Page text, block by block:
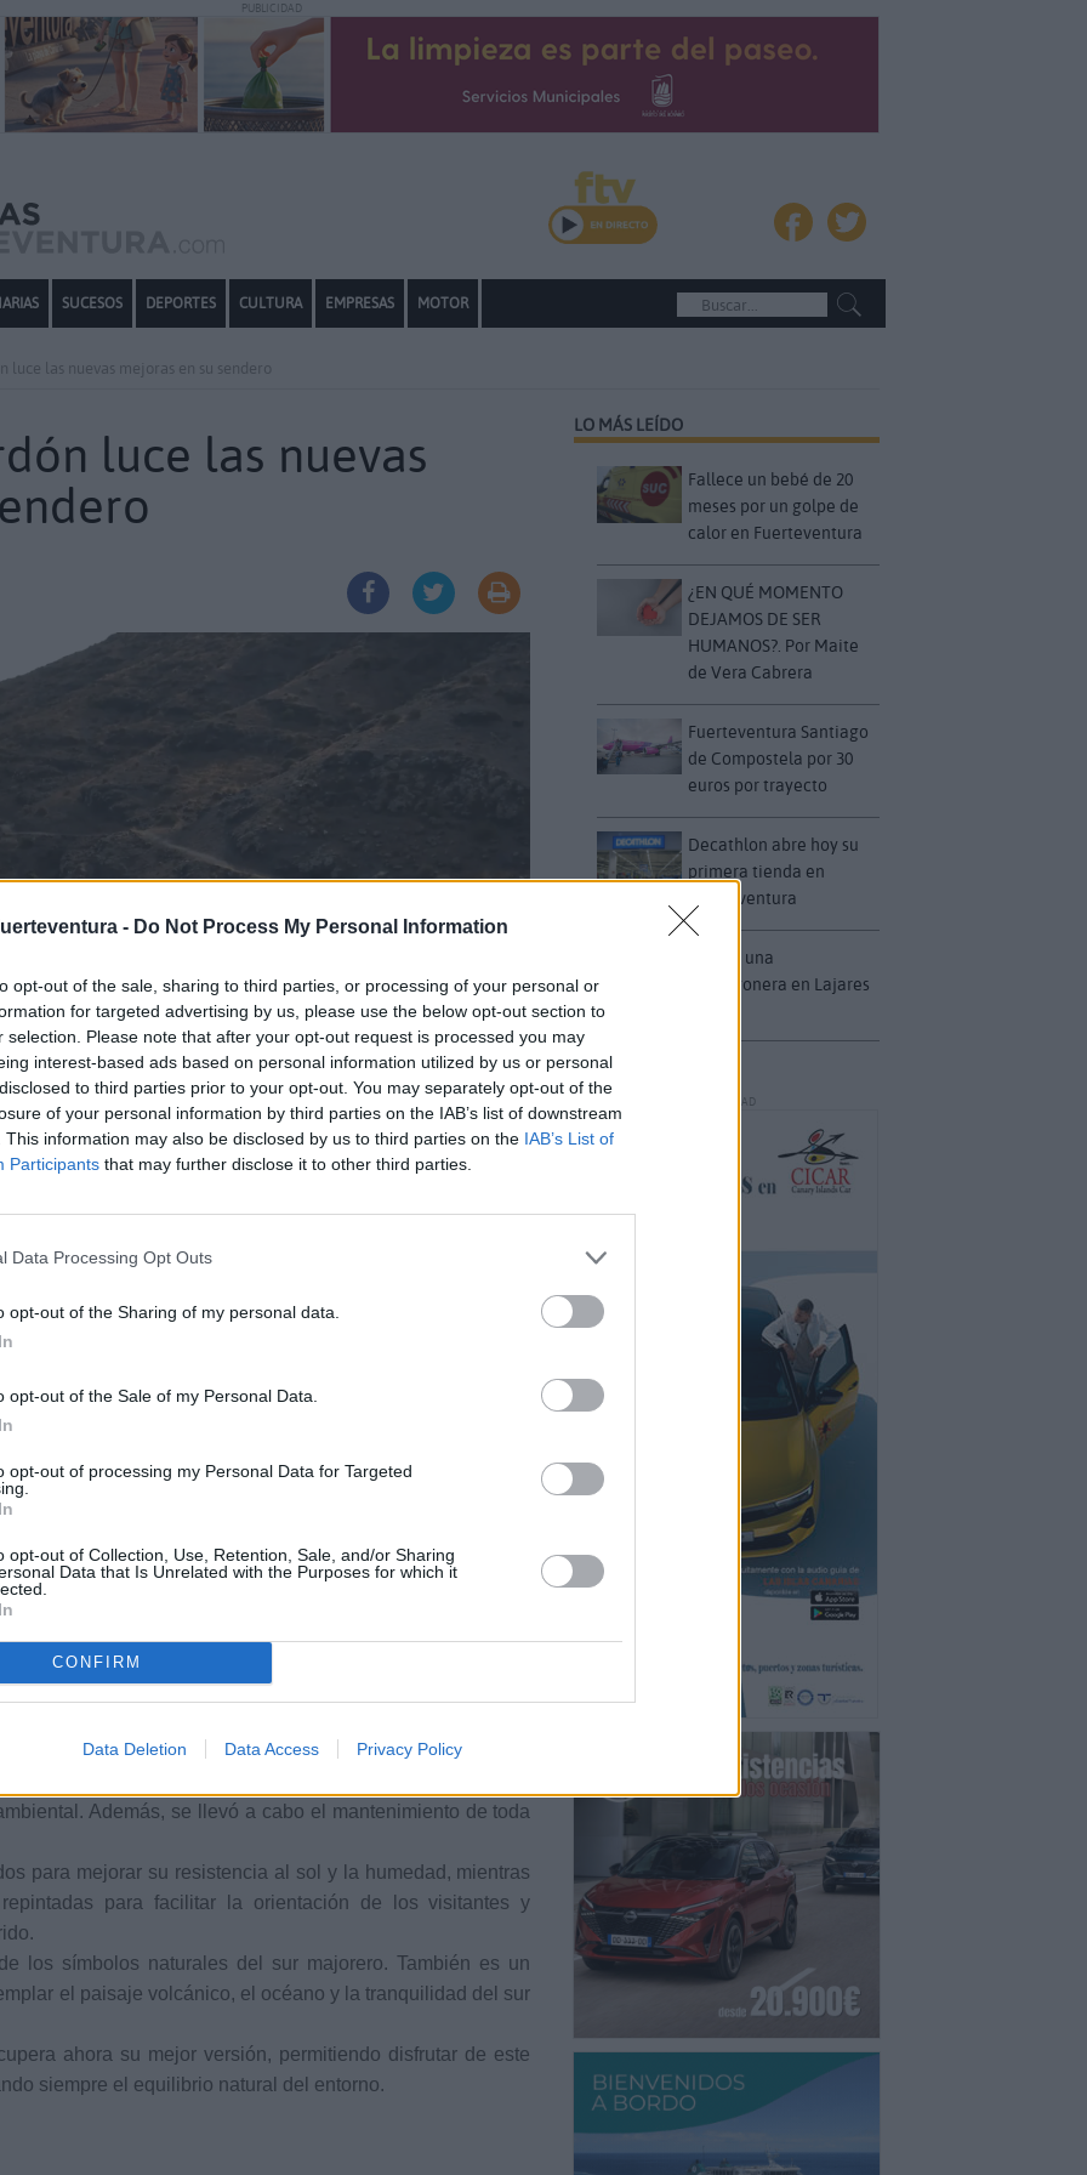
- Do Not Process My Personal Information
opt-out of the sale, sharing to third parties, or processing of your personal or
for targeted advertising by us, please use the below opt-out section to
selection. Please note that after your opt-out request is processed you may
interest-based ads based on personal information utilized by us or personal
to third parties prior to your opt-out. You may separately opt-out of the
of your personal information by third parties on the IAB’s list of downstream
This information may also be disclosed by us to third parties on the IAB’s List of
Participants that may further disclose it to other third parties.
Data Processing Opt Outs
opt-out of the Sharing of my personal data.
opt-out of the Sale of my Personal Data.
opt-out of processing my Personal Data for Targeted
opt-out of Collection, Use, Retention, Sale, and/or Sharing
Data that Is Unrelated with the Purposes for which it
CONFIRM
Data Deletion Data Access Privacy Policy
PUBLICIDAD
SUCESOS DEPORTES CULTURA EMPRESAS MOTOR
luce las nuevas mejoras en su sendero
luce las nuevas
forma a la mejora del paso de un marco
amantes de la naturaleza que atraviesa uno de los paisajes
entre Morro Jable y Punta de Jandía. Además de su
significado popular y cultural para los majoreros, ya
romería del Cardón, una de las más conocidas y
y el constante tránsito habían deteriorado varios tramos
trabajado intensamente mejorando el firme del sendero,
para hacer el trayecto mucho más seguro y cómodo para
se realizaron labores manuales de rastillado para retirar
o deslizamientos. Además, se eliminaron senderos
con el paso de los años y que dañan el entorno natural.
paisaje, devolviendo al camino su trazado original. Otro de
de piedras de delimitación desplazadas por las
lluvia. Estas piedras sirven de guía para los caminantes y
que rodea el sendero.
la vegetación invasiva que dificultaba el paso en algunos
permite mantener libre el recorrido y proteger la flora
Además, se llevó a cabo el mantenimiento de toda
para mejorar su resistencia al sol y la humedad, mientras
para facilitar la orientación de los visitantes y
los símbolos naturales del sur majorero. También es un
el paisaje volcánico, el océano y la tranquilidad del sur
ahora su mejor versión, permitiendo disfrutar de este
siempre el equilibrio natural del entorno.
LO MÁS LEÍDO
Fallece un bebé de 20
meses por un golpe de
calor en Fuerteventura
¿EN QUÉ MOMENTO
DEJAMOS DE SER
HUMANOS?. Por Maite
de Vera Cabrera
Fuerteventura Santiago
de Compostela por 30
euros por trayecto
Decathlon abre hoy su
primera tienda en
Fuerteventura
Vuelca una
hormigonera en Lajares
PUBLICIDAD